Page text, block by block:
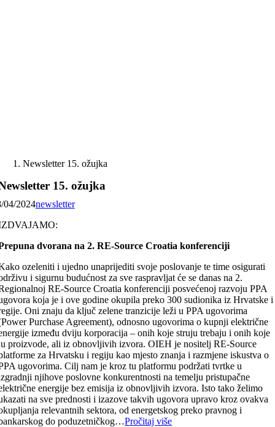
Newsletter 15. ožujka
15. ožujka
04/2024newsletter
dvorana na 2. RE-Source Croatia konferenciji
ozeleniti i ujedno unaprijediti svoje poslovanje te time osigurati
i sigurnu budućnost za sve raspravljat će se danas na 2.
RE-Source Croatia konferenciji posvećenoj razvoju PPA
koja je i ove godine okupila preko 300 sudionika iz Hrvatske i
Oni znaju da ključ zelene tranzicije leži u PPA ugovorima
Purchase Agreement), odnosno ugovorima o kupnji električne
između dviju korporacija – onih koje struju trebaju i onih koje
proizvode, ali iz obnovljivih izvora. OIEH je nositelj RE-Source
za Hrvatsku i regiju kao mjesto znanja i razmjene iskustva o
ugovorima. Cilj nam je kroz tu platformu podržati tvrtke u
njihove poslovne konkurentnosti na temelju pristupačne
energije bez emisija iz obnovljivih izvora. Isto tako želimo
na sve prednosti i izazove takvih ugovora upravo kroz ovakva
relevantnih sektora, od energetskog preko pravnog i
do poduzetničkog…Pročitaj više